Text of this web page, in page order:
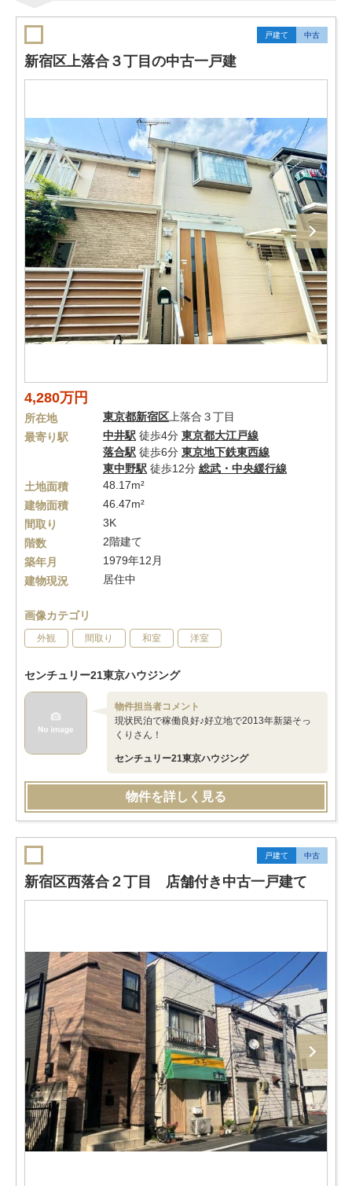
戸建て 中古
新宿区上落合３丁目の中古一戸建
4,280万円
所在地 東京都新宿区 上落合３丁目
最寄り駅
中井駅 徒歩4分 東京都大江戸線
落合駅 徒歩6分 東京地下鉄東西線
東中野駅 徒歩12分 総武・中央緩行線
土地面積
48.17m²
建物面積
46.47m²
間取り
3K
階数
2階建て
築年月
1979年12月
建物現況
居住中
画像カテゴリ
外観 間取り 和室 洋室
センチュリー21東京ハウジング
物件担当者コメント
現状民泊で稼働良好♪好立地で2013年新築そっ
くりさん！
センチュリー21東京ハウジング
物件を詳しく見る
戸建て 中古
新宿区西落合２丁目 店舗付き中古一戸建て